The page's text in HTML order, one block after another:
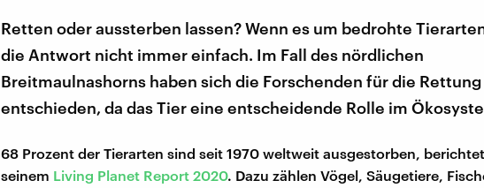
Retten oder aussterben lassen? Wenn es um bedrohte
die Antwort nicht immer einfach. Im Fall des nördlichen
Breitmaulnashorns haben sich die Forschenden für die Rettung
entschieden, da das Tier eine entscheidende Rolle im
68 Prozent der Tierarten sind seit 1970 weltweit ausgestorben,
seinem Living Planet Report 2020. Dazu zählen Vögel, Säugetiere,